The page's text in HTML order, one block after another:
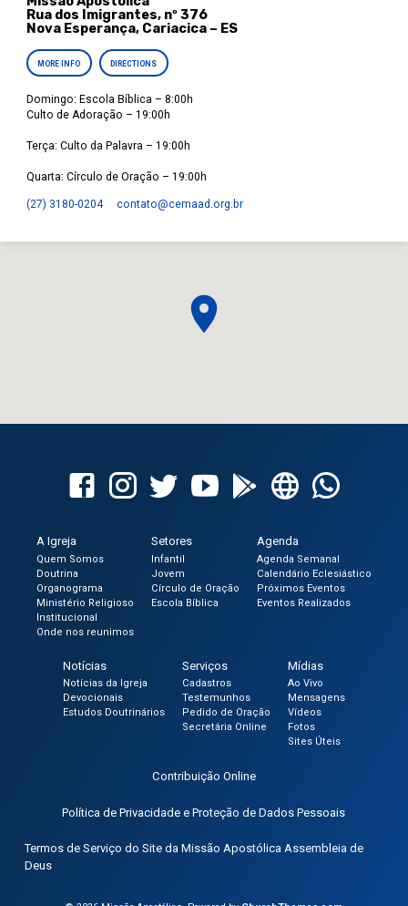
Rua dos Imigrantes, nº 376
Nova Esperança, Cariacica – ES
MORE INFO DIRECTIONS
Domingo: Escola Bíblica – 8:00h
Culto de Adoração – 19:00h
Terça: Culto da Palavra – 19:00h
Quarta: Círculo de Oração – 19:00h
(27) 3180-0204 contato​@cemaad.org.br
A Igreja
Quem Somos
Doutrina
Organograma
Ministério Religioso
Institucional
Onde nos reunimos
Setores
Infantil
Jovem
Círculo de Oração
Escola Bíblica
Agenda
Agenda Semanal
Calendário Eclesiástico
Próximos Eventos
Eventos Realizados
Notícias
Notícias da Igreja
Devocionais
Estudos Doutrinários
Serviços
Cadastros
Testemunhos
Pedido de Oração
Secretária Online
Mídias
Ao Vivo
Mensagens
Vídeos
Fotos
Sites Úteis
Contribuição Online
Política de Privacidade e Proteção de Dados Pessoais
Termos de Serviço do Site da Missão Apostólica Assembleia de
Deus